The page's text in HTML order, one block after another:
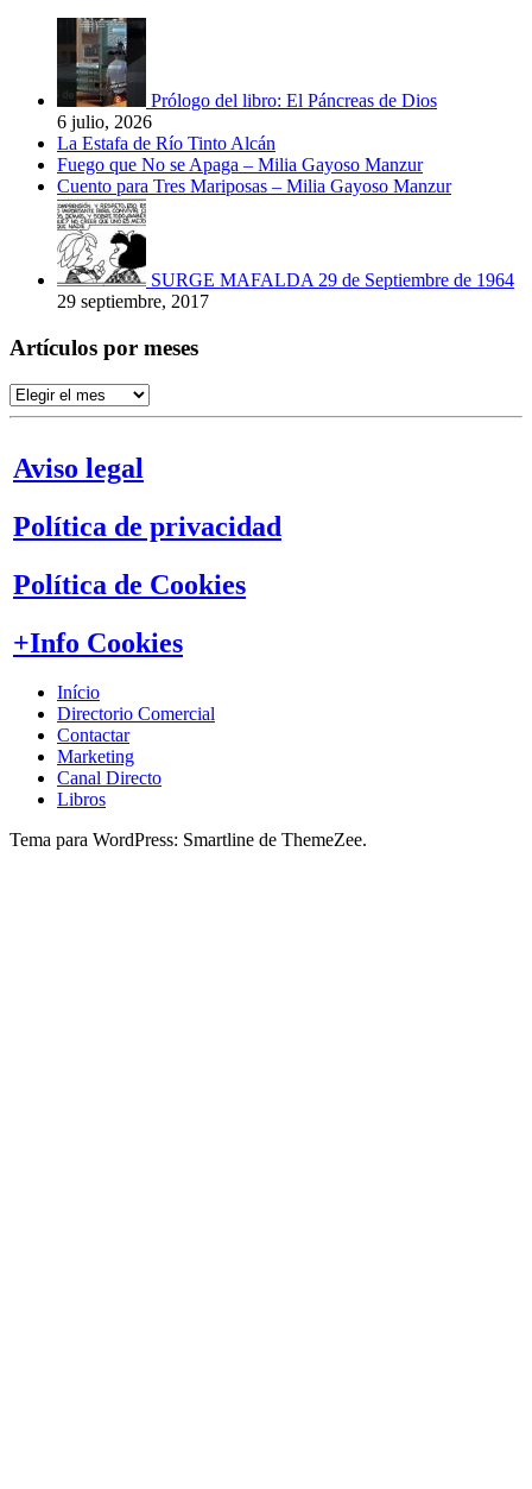
Prólogo del libro: El Páncreas de Dios
6 julio, 2026
La Estafa de Río Tinto Alcán
Fuego que No se Apaga – Milia Gayoso Manzur
Cuento para Tres Mariposas – Milia Gayoso Manzur
SURGE MAFALDA 29 de Septiembre de 1964
29 septiembre, 2017
Artículos por meses
Artículos
por
Aviso legal
Política de privacidad
Política de Cookies
+Info Cookies
Início
Directorio Comercial
Contactar
Marketing
Canal Directo
Libros
Tema para WordPress: Smartline de ThemeZee.